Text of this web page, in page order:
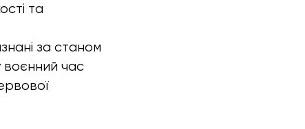
та
за станом
час